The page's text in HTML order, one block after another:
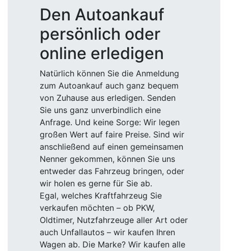
Den Autoankauf
persönlich oder
online erledigen
Natürlich können Sie die Anmeldung
zum Autoankauf auch ganz bequem
von Zuhause aus erledigen. Senden
Sie uns ganz unverbindlich eine
Anfrage. Und keine Sorge: Wir legen
großen Wert auf faire Preise. Sind wir
anschließend auf einen gemeinsamen
Nenner gekommen, können Sie uns
entweder das Fahrzeug bringen, oder
wir holen es gerne für Sie ab.
Egal, welches Kraftfahrzeug Sie
verkaufen möchten – ob PKW,
Oldtimer, Nutzfahrzeuge aller Art oder
auch Unfallautos – wir kaufen Ihren
Wagen ab. Die Marke? Wir kaufen alle